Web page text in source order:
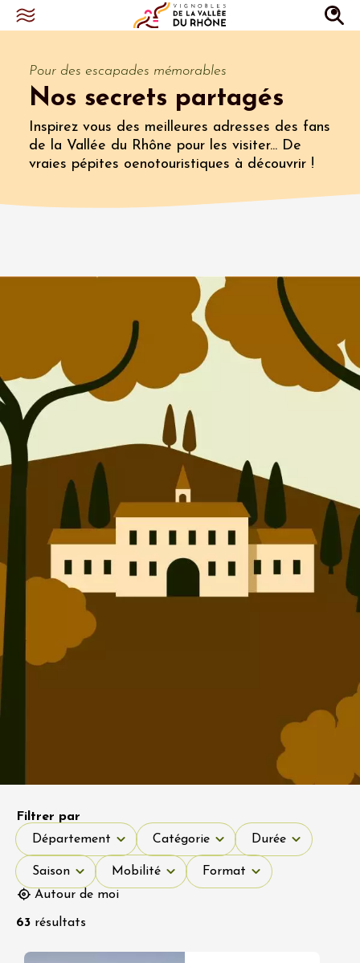
Pour des escapades mémorables
Nos secrets partagés
Inspirez vous des meilleures adresses des fans
de la Vallée du Rhône pour les visiter... De
vraies pépites oenotouristiques à découvrir !
Autour de moi
Filtrer par
Département
Département
Catégorie
Catégorie
Durée
Durée
Saison
Saison
Mobilité
Mobilité
Format
Format
63 résultats